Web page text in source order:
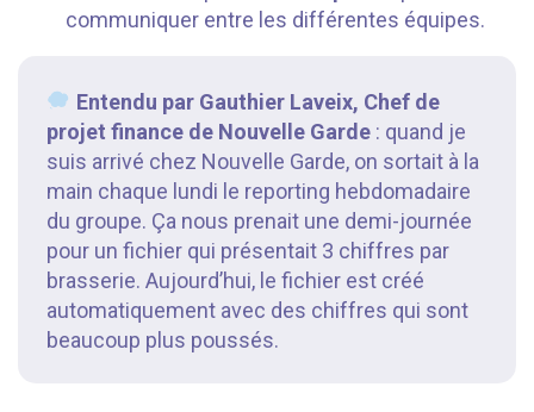
communiquer entre les différentes équipes.
Entendu par Gauthier Laveix, Chef de
projet finance de Nouvelle Garde : quand je
suis arrivé chez Nouvelle Garde, on sortait à la
main chaque lundi le reporting hebdomadaire
du groupe. Ça nous prenait une demi-journée
pour un fichier qui présentait 3 chiffres par
brasserie. Aujourd’hui, le fichier est créé
automatiquement avec des chiffres qui sont
beaucoup plus poussés.